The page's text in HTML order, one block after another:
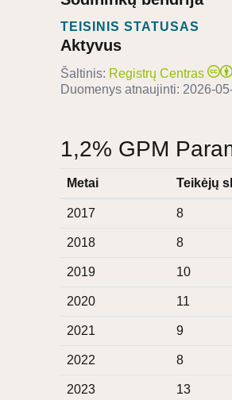
TEISINIS STATUSAS
Aktyvus
Šaltinis: Registrų Centras
Duomenys atnaujinti: 2026-
1,2% GPM
Metai Teikėjų
2017 8
2018 8
2019 10
2020 11
2021 9
2022 8
2023 13